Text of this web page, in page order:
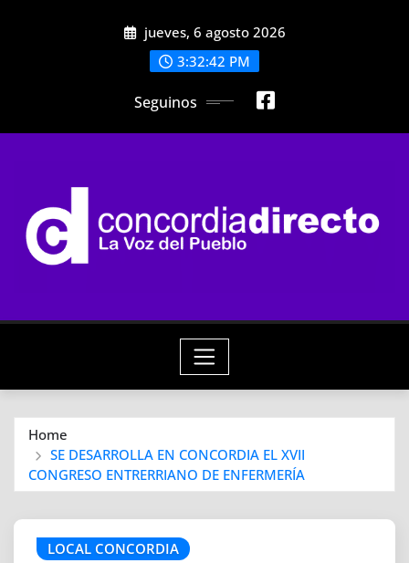
jueves, 6 agosto 2026
3:32:44 PM
Seguinos
Home
SE DESARROLLA EN CONCORDIA EL XVII
CONGRESO ENTRERRIANO DE ENFERMERÍA
LOCAL CONCORDIA